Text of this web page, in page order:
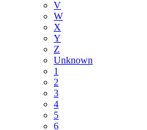
V
W
X
Y
Z
Unknown
1
2
3
4
5
6